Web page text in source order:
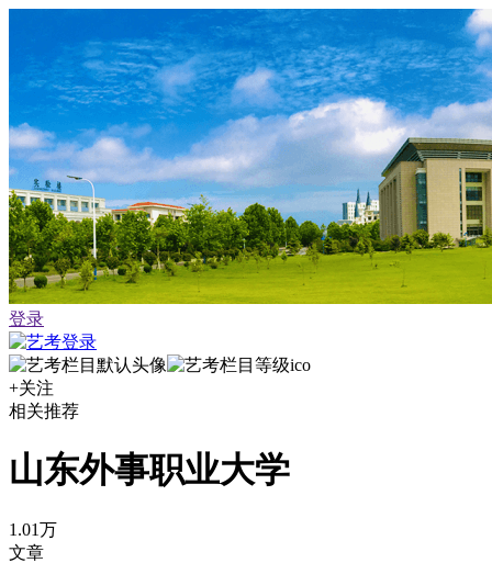
登录
+关注
相关推荐
山东外事职业大学
1.01万
文章